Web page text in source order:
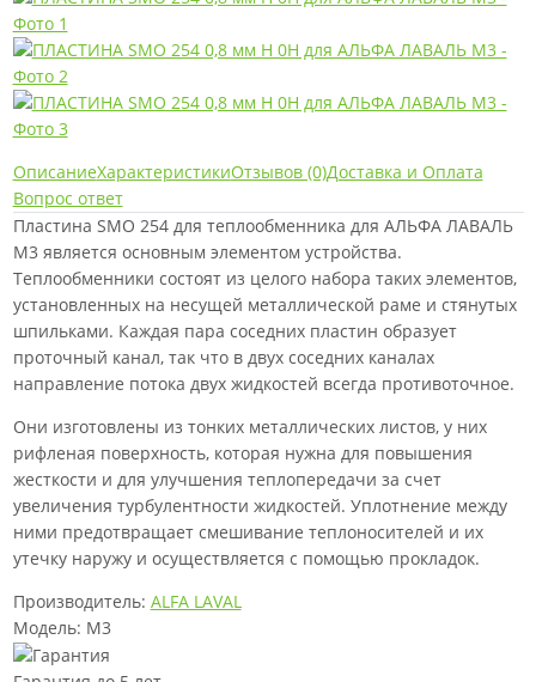
ОписаниеХарактеристикиОтзывов (0)Доставка и Оплата
Вопрос ответ
Пластина SMO 254 для теплообменника для АЛЬФА ЛАВАЛЬ
M3 является основным элементом устройства.
Теплообменники состоят из целого набора таких элементов,
установленных на несущей металлической раме и стянутых
шпильками. Каждая пара соседних пластин образует
проточный канал, так что в двух соседних каналах
направление потока двух жидкостей всегда противоточное.
Они изготовлены из тонких металлических листов, у них
рифленая поверхность, которая нужна для повышения
жесткости и для улучшения теплопередачи за счет
увеличения турбулентности жидкостей. Уплотнение между
ними предотвращает смешивание теплоносителей и их
утечку наружу и осуществляется с помощью прокладок.
Производитель: ALFA LAVAL
Модель: M3